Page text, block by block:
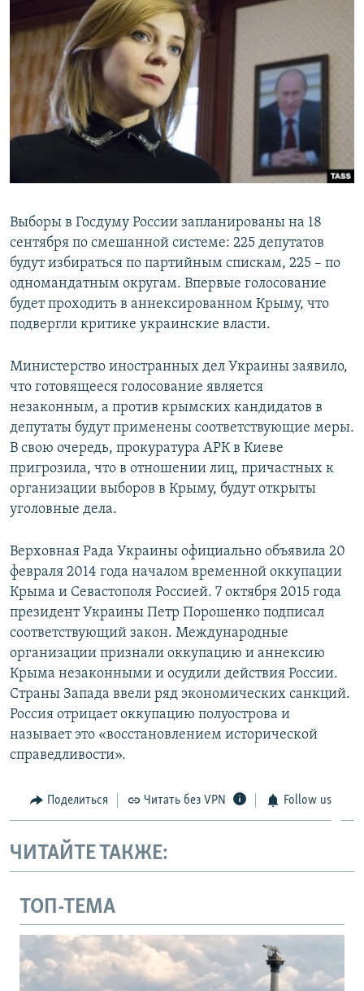
Выборы в Госдуму России запланированы на 18
сентября по смешанной системе: 225 депутатов
будут избираться по партийным спискам, 225 – по
одномандатным округам. Впервые голосование
будет проходить в аннексированном Крыму, что
подвергли критике украинские власти.
Министерство иностранных дел Украины заявило,
что готовящееся голосование является
незаконным, а против крымских кандидатов в
депутаты будут применены соответствующие меры.
В свою очередь, прокуратура АРК в Киеве
пригрозила, что в отношении лиц, причастных к
организации выборов в Крыму, будут открыты
уголовные дела.
Верховная Рада Украины официально объявила 20
февраля 2014 года началом временной оккупации
Крыма и Севастополя Россией. 7 октября 2015 года
президент Украины Петр Порошенко подписал
соответствующий закон. Международные
организации признали оккупацию и аннексию
Крыма незаконными и осудили действия России.
Страны Запада ввели ряд экономических санкций.
Россия отрицает оккупацию полуострова и
называет это «восстановлением исторической
справедливости».
Поделиться Читать без VPN Follow us
ЧИТАЙТЕ ТАКЖЕ:
ТОП-ТЕМА